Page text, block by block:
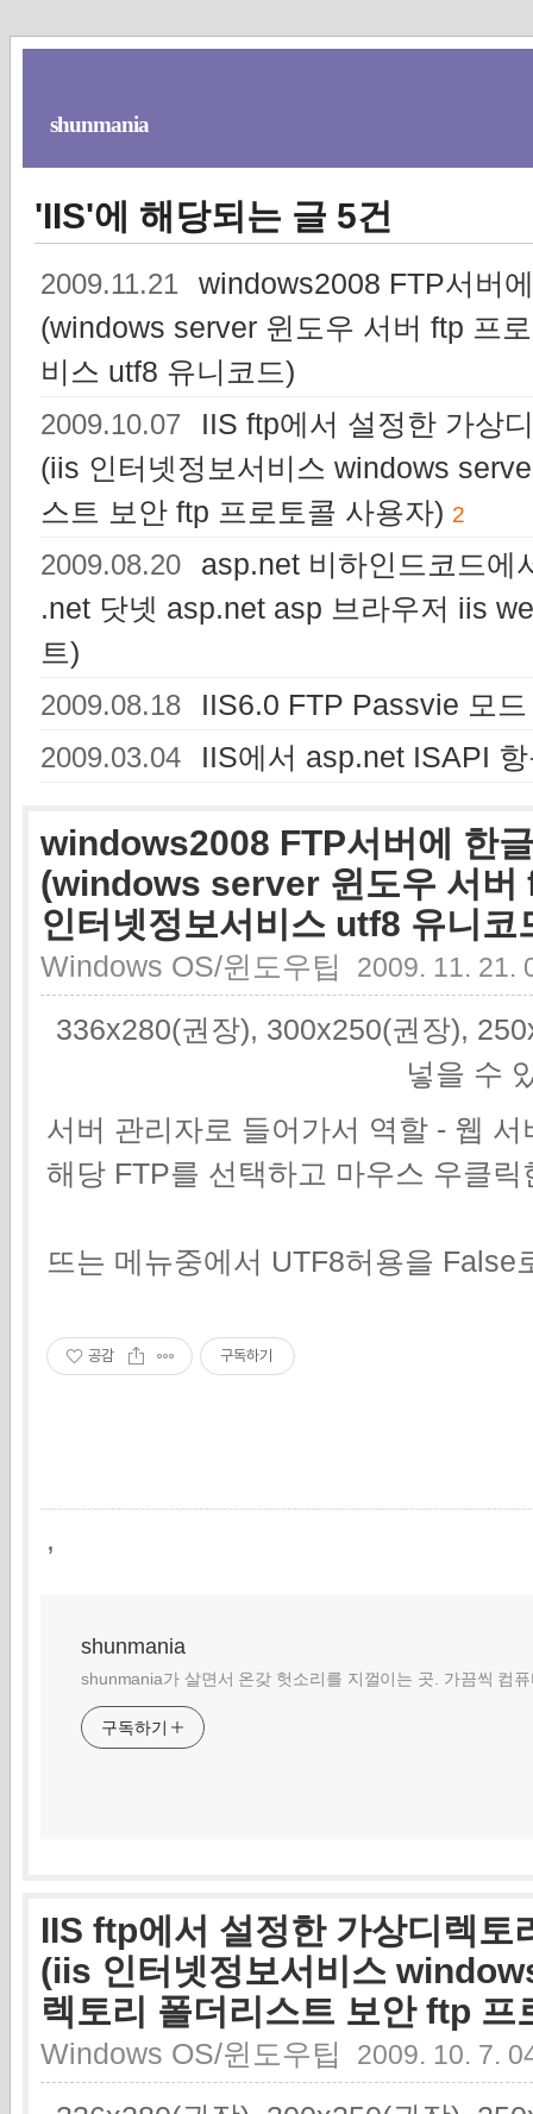
shunmania
'IIS'에 해당되는 글 5건
2009.11.21
windows2008 FTP서버
(windows server 윈도우 서버 ftp 프
비스 utf8 유니코드)
2009.10.07
IIS ftp에서 설정한 가상
(iis 인터넷정보서비스 windows
스트 보안 ftp 프로토콜 사용자) 2
2009.08.20
asp.net 비하인드코드에
.net 닷넷 asp.net asp 브라우저 iis
트)
2009.08.18 IIS6.0 FTP Passvie 모
2009.03.04 IIS에서 asp.net ISAPI
windows2008 FTP서버에 한
(windows server 윈도우 서버
인터넷정보서비스 utf8 유니코
Windows OS/윈도우팁 2009. 11. 21.
336x280(권장), 300x250(권장),
넣을 수
서버 관리자로 들어가서 역할 - 웹
해당 FTP를 선택하고 마우스 우클
뜨는 메뉴중에서 UTF8허용을 False
공감 구독하기
,
shunmania
shunmania가 살면서 온갖 헛소리를 지껄이는 곳. 가끔씩 컴
구독하기
IIS ftp에서 설정한 가상디렉토
(iis 인터넷정보서비스
렉토리 폴더리스트 보안 ftp 프
Windows OS/윈도우팁 2009. 10. 7.